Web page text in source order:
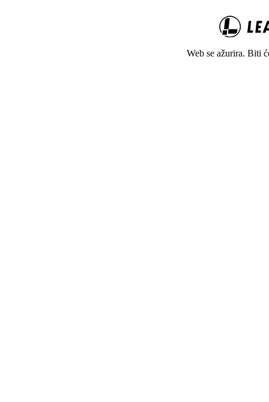
Web se ažurira. Biti